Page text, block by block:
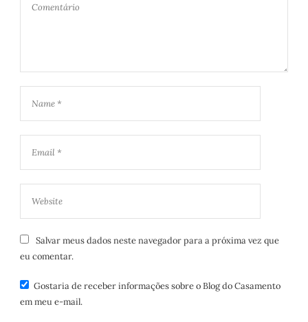
Salvar meus dados neste navegador para a próxima vez que
eu comentar.
Gostaria de receber informações sobre o Blog do Casamento
em meu e-mail.